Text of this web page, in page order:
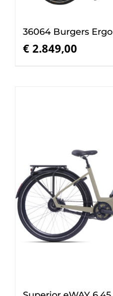
36064 Burgers Ergo
€ 2.849,00